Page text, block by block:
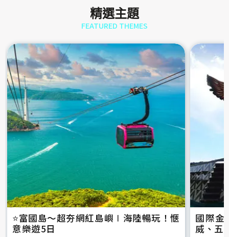
精選主題
FEATURED THEMES
⭐️富國島～超夯網紅島嶼∣海陸暢玩！愜
意樂遊5日
國際金
威、五